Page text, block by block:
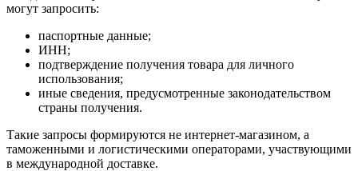
могут запросить:
паспортные данные;
ИНН;
подтверждение получения товара для личного
использования;
иные сведения, предусмотренные законодательством
страны получения.
Такие запросы формируются не интернет-магазином, а
таможенными и логистическими операторами, участвующими
в международной доставке.